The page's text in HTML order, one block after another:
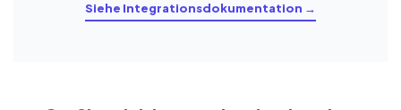
Siehe Integrationsdokumentation →